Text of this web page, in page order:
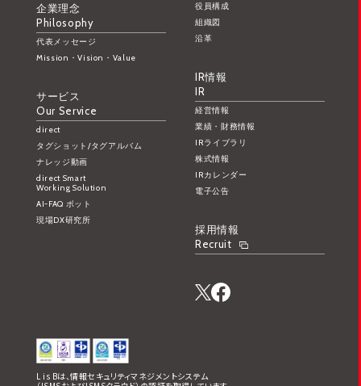
企業理念
Philosophy
代表メッセージ
Mission・Vision・Value
サービス
Our Service
direct
タグショット/タグアルバム
ナレッジ動画
direct Smart
Working Solution
AI-FAQ ボット
現場DX研究所
役員構成
組織図
沿革
IR情報
IR
経営情報
業績・財務情報
IRライブラリ
株式情報
IRカレンダー
電子公告
採用情報
Recruit
L is Bは、情報セキュリティマネジメントシステム